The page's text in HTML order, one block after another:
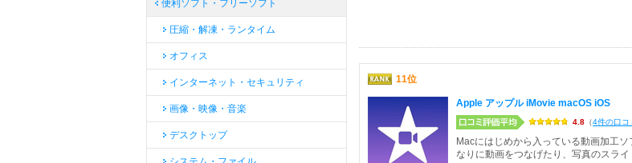
11位
Apple アップル iMovie macOS iOS
4.8 （4件の口コ
Macにはじめから入っている動画加工
なりに動画をつなげたり、写真のスラ
便利ソフト・フリーソフト
圧縮・解凍・ランタイム
オフィス
インターネット・セキュリティ
画像・映像・音楽
デスクトップ